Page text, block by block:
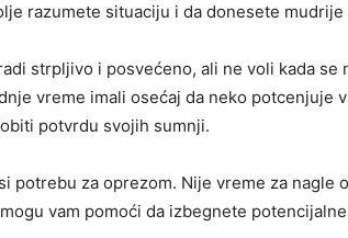
razumete situaciju i da donesete mudrije
strpljivo i posvećeno, ali ne voli kada se
vreme imali osećaj da neko potcenjuje
potvrdu svojih sumnji.
potrebu za oprezom. Nije vreme za nagle
vam pomoći da izbegnete